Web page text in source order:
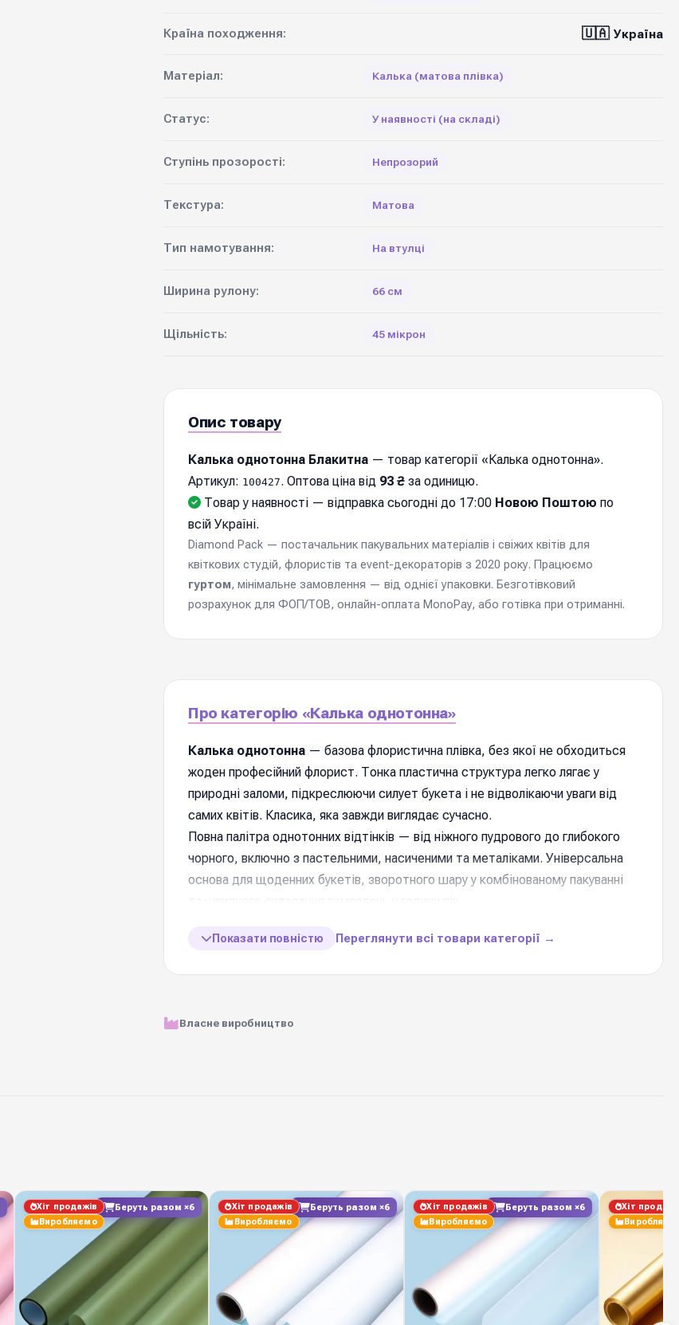
Країна походження: 🇺🇦 Україна
Матеріал: Калька (матова плівка)
Статус: У наявності (на складі)
Ступінь прозорості: Непрозорий
Текстура: Матова
Тип намотування: На втулці
Ширина рулону: 66 см
Щільність: 45 мікрон
Опис товару
Калька однотонна Блакитна — товар категорії «Калька однотонна».
Артикул: 100427. Оптова ціна від 93 ₴ за одиницю.
Товар у наявності — відправка cьогодні до 17:00 Новою Поштою по
всій Україні.
Diamond Pack — постачальник пакувальних матеріалів і свіжих квітів для
квіткових студій, флористів та event-декораторів з 2020 року. Працюємо
гуртом, мінімальне замовлення — від однієї упаковки. Безготівковий
розрахунок для ФОП/ТОВ, онлайн-оплата MonoPay, або готівка при отриманні.
Про категорію «Калька однотонна»
Калька однотонна — базова флористична плівка, без якої не обходиться
жоден професійний флорист. Тонка пластична структура легко лягає у
природні заломи, підкреслюючи силует букета і не відволікаючи уваги від
самих квітів. Класика, яка завжди виглядає сучасно.
Повна палітра однотонних відтінків — від ніжного пудрового до глибокого
чорного, включно з пастельними, насиченими та металіками. Універсальна
основа для щоденних букетів, зворотного шару у комбінованому пакуванні
та швидкого складання замовлень у години пік.
Вологостійкість 100 %
Виробник ТОВ "ПАКІНГ-ФЛАВЕР"
Замовляйте у Diamond Pack — стабільна наявність на складі у Києві,
Показати повністю Переглянути всі товари категорії →
Власне виробництво
Беруть разом ×6
Хіт продажів
Виробляємо
Беруть разом ×6
Хіт продажів
Виробляємо
Беруть разом ×6
Хіт продажів
Виробляємо
Хіт